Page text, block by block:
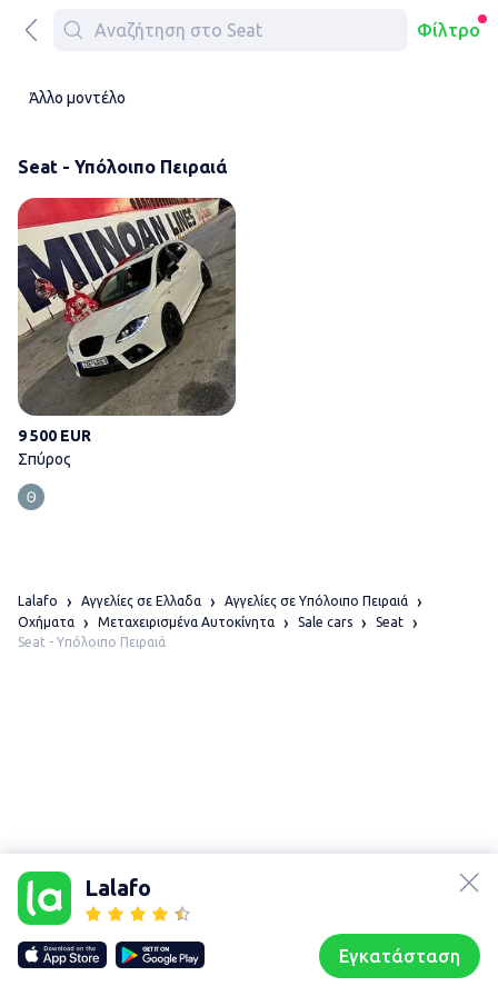
Φίλτρο
Άλλο μοντέλο
Seat - Υπόλοιπο Πειραιά
9 500 EUR
Σπύρος
Lalafo
Εγκατάσταση
Lalafo Αγγελίες σε Ελλαδα
Αγγελίες σε Υπόλοιπο Πειραιά
Οχήματα
Μεταχειρισμένα Αυτοκίνητα Sale cars
Seat
Seat - Υπόλοιπο Πειραιά
Our websites
lalafo.kg
lalafo.rs
lalafo.pl
Sitemap
τοποθεσίας
Συζητήσεις Προφίλ